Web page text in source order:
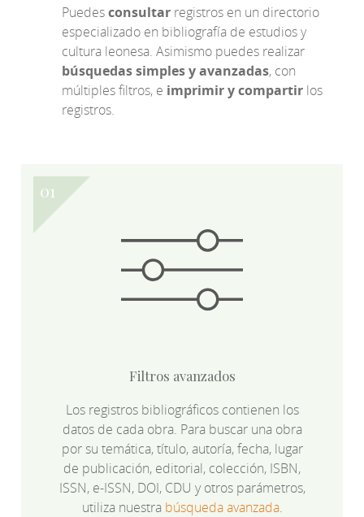
Puedesconsultar registros en un directorio
especializado en bibliografía de estudios y
cultura leonesa. Asimismo puedes realizar
búsquedas simples y avanzadas, con
múltiples filtros, e imprimir y compartir los
registros.
Filtros avanzados
Los registros bibliográficos contienen los
datos de cada obra. Para buscar una obra
por su temática, título, autoría, fecha, lugar
de publicación, editorial, colección, ISBN,
ISSN, e-ISSN, DOI, CDU y otros parámetros,
utiliza nuestra búsqueda avanzada.